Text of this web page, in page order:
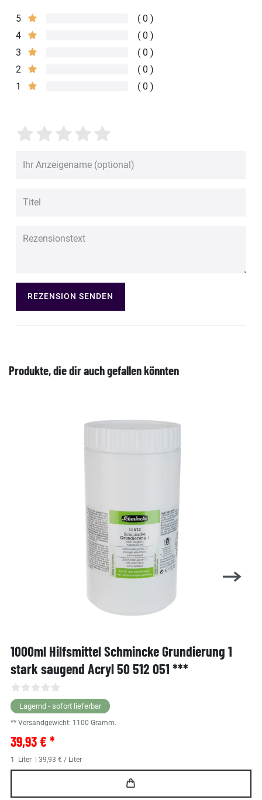
5
0
4
0
3
0
2
0
1
0
REZENSION SENDEN
Produkte, die dir auch gefallen könnten
1000ml Hilfsmittel Schmincke Grundierung 1
stark saugend Acryl 50 512 051 ***
Lagernd - sofort lieferbar
** Versandgewicht: 1100 Gramm.
39,93 € *
1 Liter | 39,93 € / Liter